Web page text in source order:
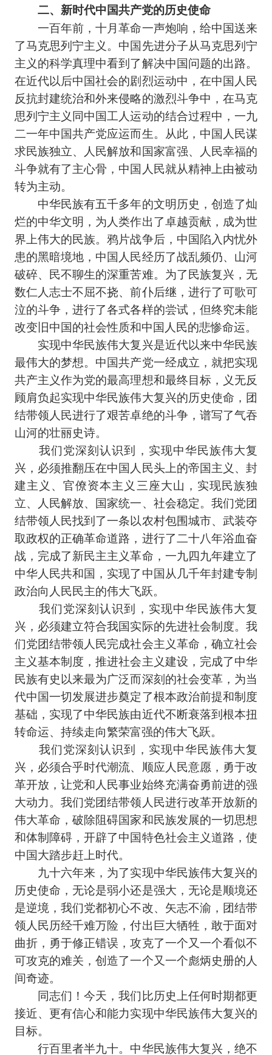
二、新时代中国共产党的历史使命
一百年前，十月革命一声炮响，给中国送来
了马克思列宁主义。中国先进分子从马克思列宁
主义的科学真理中看到了解决中国问题的出路。
在近代以后中国社会的剧烈运动中，在中国人民
反抗封建统治和外来侵略的激烈斗争中，在马克
思列宁主义同中国工人运动的结合过程中，一九
二一年中国共产党应运而生。从此，中国人民谋
求民族独立、人民解放和国家富强、人民幸福的
斗争就有了主心骨，中国人民就从精神上由被动
转为主动。
中华民族有五千多年的文明历史，创造了灿
烂的中华文明，为人类作出了卓越贡献，成为世
界上伟大的民族。鸦片战争后，中国陷入内忧外
患的黑暗境地，中国人民经历了战乱频仍、山河
破碎、民不聊生的深重苦难。为了民族复兴，无
数仁人志士不屈不挠、前仆后继，进行了可歌可
泣的斗争，进行了各式各样的尝试，但终究未能
改变旧中国的社会性质和中国人民的悲惨命运。
实现中华民族伟大复兴是近代以来中华民族
最伟大的梦想。中国共产党一经成立，就把实现
共产主义作为党的最高理想和最终目标，义无反
顾肩负起实现中华民族伟大复兴的历史使命，团
结带领人民进行了艰苦卓绝的斗争，谱写了气吞
山河的壮丽史诗。
我们党深刻认识到，实现中华民族伟大复
兴，必须推翻压在中国人民头上的帝国主义、封
建主义、官僚资本主义三座大山，实现民族独
立、人民解放、国家统一、社会稳定。我们党团
结带领人民找到了一条以农村包围城市、武装夺
取政权的正确革命道路，进行了二十八年浴血奋
战，完成了新民主主义革命，一九四九年建立了
中华人民共和国，实现了中国从几千年封建专制
政治向人民民主的伟大飞跃。
我们党深刻认识到，实现中华民族伟大复
兴，必须建立符合我国实际的先进社会制度。我
们党团结带领人民完成社会主义革命，确立社会
主义基本制度，推进社会主义建设，完成了中华
民族有史以来最为广泛而深刻的社会变革，为当
代中国一切发展进步奠定了根本政治前提和制度
基础，实现了中华民族由近代不断衰落到根本扭
转命运、持续走向繁荣富强的伟大飞跃。
我们党深刻认识到，实现中华民族伟大复
兴，必须合乎时代潮流、顺应人民意愿，勇于改
革开放，让党和人民事业始终充满奋勇前进的强
大动力。我们党团结带领人民进行改革开放新的
伟大革命，破除阻碍国家和民族发展的一切思想
和体制障碍，开辟了中国特色社会主义道路，使
中国大踏步赶上时代。
九十六年来，为了实现中华民族伟大复兴的
历史使命，无论是弱小还是强大，无论是顺境还
是逆境，我们党都初心不改、矢志不渝，团结带
领人民历经千难万险，付出巨大牺牲，敢于面对
曲折，勇于修正错误，攻克了一个又一个看似不
可攻克的难关，创造了一个又一个彪炳史册的人
间奇迹。
同志们！今天，我们比历史上任何时期都更
接近、更有信心和能力实现中华民族伟大复兴的
目标。
行百里者半九十。中华民族伟大复兴，绝不